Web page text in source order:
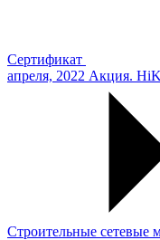
Сертификат
апреля, 2022 Акция.
Строительные